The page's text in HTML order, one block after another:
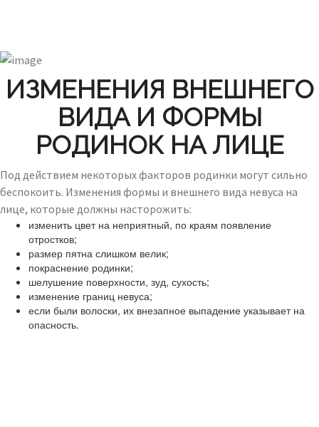
ИЗМЕНЕНИЯ ВНЕШНЕГО
ВИДА И ФОРМЫ
РОДИНОК НА ЛИЦЕ
Под действием некоторых факторов родинки могут сильно
беспокоить. Изменения формы и внешнего вида невуса на
лице, которые должны насторожить:
изменить цвет на неприятный, по краям появление
отростков;
размер пятна слишком велик;
покраснение родинки;
шелушение поверхности, зуд, сухость;
изменение границ невуса;
если были волоски, их внезапное выпадение указывает на
опасность.